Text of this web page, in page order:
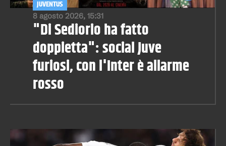
8 agosto 2026, 15:31
JUVENTUS
"Di Sediorio ha fatto
doppietta": social Juve
furiosi, con l'Inter è allarme
rosso